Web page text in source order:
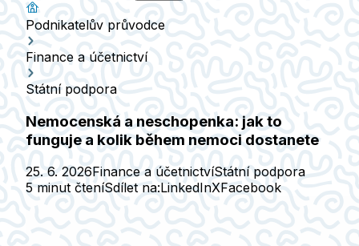
Podnikatelův průvodce
Finance a účetnictví
Státní podpora
Nemocenská a neschopenka: jak to
funguje a kolik během nemoci dostanete
25. 6. 2026Finance a účetnictvíStátní podpora
5 minut čteníSdílet na:LinkedInXFacebook